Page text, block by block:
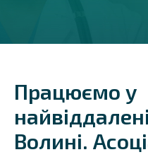
Працюємо у
Волині.